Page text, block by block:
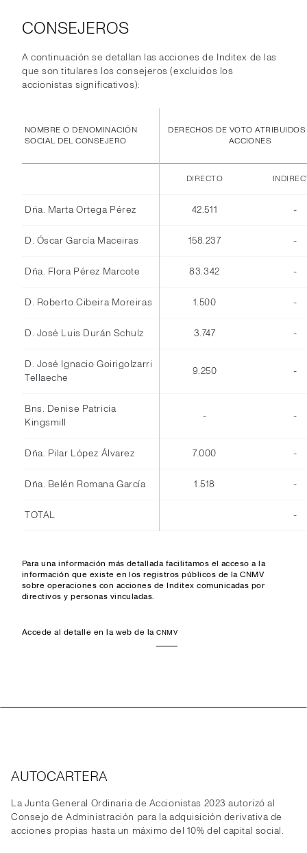
CONSEJEROS
A continuación se detallan las acciones de Inditex de las
que son titulares los consejeros (excluidos los
accionistas significativos):
NOMBRE O DENOMINACIÓN
SOCIAL DEL CONSEJERO
DERECHOS DE VOTO
ACCIONES
DIRECTO
Dña. Marta Ortega Pérez 42.511 -
D. Óscar García Maceiras 158.237 -
Dña. Flora Pérez Marcote 83.342 -
D. Roberto Cibeira Moreiras 1.500 -
D. José Luis Durán Schulz 3.747 -
D. José Ignacio Goirigolzarri
Tellaeche
9.250 -
Bns. Denise Patricia
Kingsmill
- -
Dña. Pilar López Álvarez 7.000 -
Dña. Belén Romana García 1.518 -
TOTAL -
Para una información más detallada facilitamos el acceso a la
información que existe en los registros públicos de la CNMV
sobre operaciones con acciones de Inditex comunicadas por
directivos y personas vinculadas.
Accede al detalle en la web de laCNMV
AUTOCARTERA
La Junta General Ordinaria de Accionistas 2023 autorizó al
Consejo de Administración para la adquisición derivativa de
acciones propias hasta un máximo del 10% del capital social.